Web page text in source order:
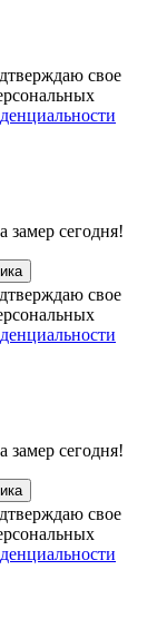
свое
сегодня!
свое
замер сегодня!
свое